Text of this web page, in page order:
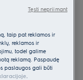
taip pat reklamos ir
reklamos ir
todėl galime
reklamą. Paspaudę
paslaugos gali būti
.
Tęsti nepriimant